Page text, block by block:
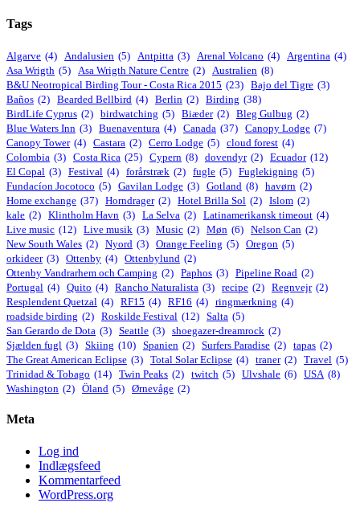
Tags
Algarve (4) Andalusien (5) Antpitta (3) Arenal Volcano (4) Argentina (4)
Asa Wrigth (5) Asa Wrigth Nature Centre (2) Australien (8)
B&U Neotropical Birding Tour - Costa Rica 2015 (23) Bajo del Tigre (3)
Baños (2) Bearded Bellbird (4) Berlin (2) Birding (38)
BirdLife Cyprus (2) birdwatching (5) Biæder (2) Bleg Gulbug (2)
Blue Waters Inn (3) Buenaventura (4) Canada (37) Canopy Lodge (7)
Canopy Tower (4) Castara (2) Cerro Lodge (5) cloud forest (4)
Colombia (3) Costa Rica (25) Cypern (8) dovendyr (2) Ecuador (12)
El Copal (3) Festival (4) forårstræk (2) fugle (5) Fuglekigning (5)
Fundacíon Jocotoco (5) Gavilan Lodge (3) Gotland (8) havørn (2)
Home exchange (37) Horndrager (2) Hotel Brilla Sol (2) Islom (2)
kale (2) Klintholm Havn (3) La Selva (2) Latinamerikansk timeout (4)
Live music (12) Live musik (3) Music (2) Møn (6) Nelson Can (2)
New South Wales (2) Nyord (3) Orange Feeling (5) Oregon (5)
orkideer (3) Ottenby (4) Ottenbylund (2)
Ottenby Vandrarhem och Camping (2) Paphos (3) Pipeline Road (2)
Portugal (4) Quito (4) Rancho Naturalista (3) recipe (2) Regnvejr (2)
Resplendent Quetzal (4) RF15 (4) RF16 (4) ringmærkning (4)
roadside birding (2) Roskilde Festival (12) Salta (5)
San Gerardo de Dota (3) Seattle (3) shoegazer-dreamrock (2)
Sjælden fugl (3) Skiing (10) Spanien (2) Surfers Paradise (2) tapas (2)
The Great American Eclipse (3) Total Solar Eclipse (4) traner (2) Travel (5)
Trinidad & Tobago (14) Twin Peaks (2) twitch (5) Ulvshale (6) USA (8)
Washington (2) Öland (5) Ørnevåge (2)
Meta
Log ind
Indlægsfeed
Kommentarfeed
WordPress.org